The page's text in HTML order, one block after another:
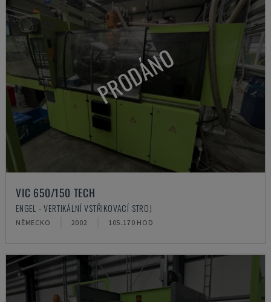
PRODÁNO
VIC 650/150 TECH
ENGEL - VERTIKÁLNÍ VSTŘIKOVACÍ STROJ
NĚMECKO 2002 105.170 HOD